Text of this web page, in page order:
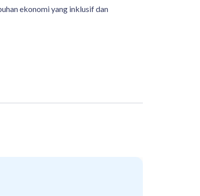
ekonomi yang inklusif dan